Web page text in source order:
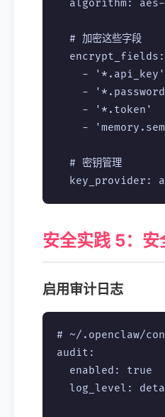
algorithm:
  # 加密这些字段
  encrypt_fields:
    - '*.api_key'
-
    - '*.token'
-
  # 密钥管理
安全实践 5：安
启用审计日志
# ~/.openclaw/
audit:
  enabled: true
log_level: